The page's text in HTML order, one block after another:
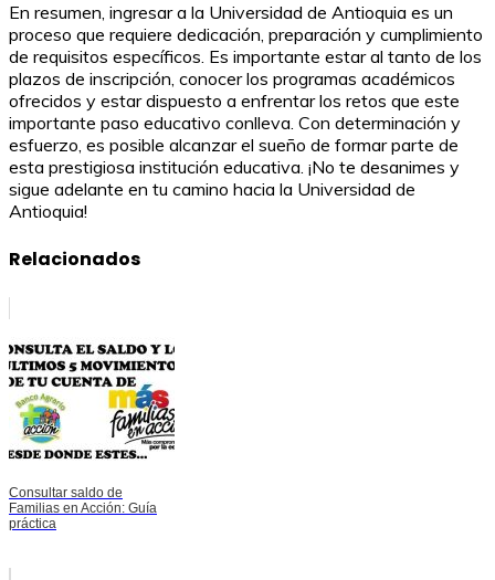
En resumen, ingresar a la Universidad de Antioquia es un
proceso que requiere dedicación, preparación y cumplimiento
de requisitos específicos. Es importante estar al tanto de los
plazos de inscripción, conocer los programas académicos
ofrecidos y estar dispuesto a enfrentar los retos que este
importante paso educativo conlleva. Con determinación y
esfuerzo, es posible alcanzar el sueño de formar parte de
esta prestigiosa institución educativa. ¡No te desanimes y
sigue adelante en tu camino hacia la Universidad de
Antioquia!
Relacionados
Consultar saldo de
Familias en Acción: Guía
práctica